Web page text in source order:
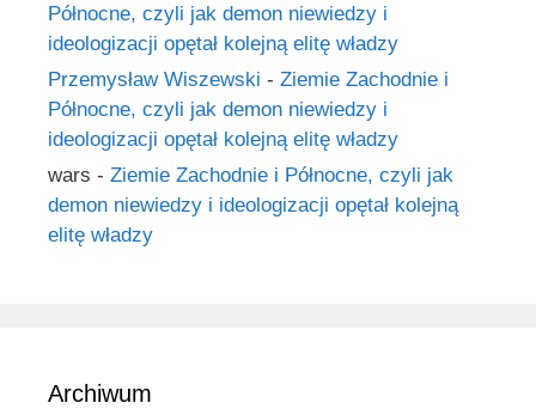
Północne, czyli jak demon niewiedzy i
ideologizacji opętał kolejną elitę władzy
Przemysław Wiszewski - Ziemie Zachodnie i
Północne, czyli jak demon niewiedzy i
ideologizacji opętał kolejną elitę władzy
wars - Ziemie Zachodnie i Północne, czyli jak
demon niewiedzy i ideologizacji opętał kolejną
elitę władzy
Archiwum